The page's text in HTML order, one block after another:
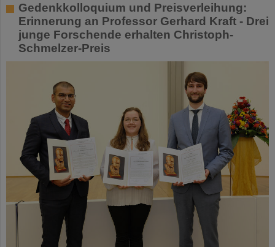
Gedenkkolloquium und Preisverleihung:
Erinnerung an Professor Gerhard Kraft - Drei
junge Forschende erhalten Christoph-
Schmelzer-Preis